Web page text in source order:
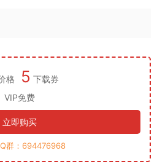
格 5 下载券
VIP免费
立即购买
群：694476968